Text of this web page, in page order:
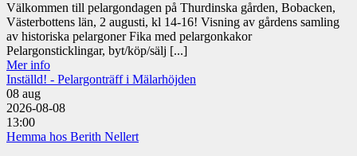
Välkommen till pelargondagen på Thurdinska gården, Bobacken,
Västerbottens län, 2 augusti, kl 14-16! Visning av gårdens samling
av historiska pelargoner Fika med pelargonkakor
Pelargonsticklingar, byt/köp/sälj [...]
Mer info
Inställd! - Pelargonträff i Mälarhöjden
08 aug
2026-08-08
13:00
Hemma hos Berith Nellert